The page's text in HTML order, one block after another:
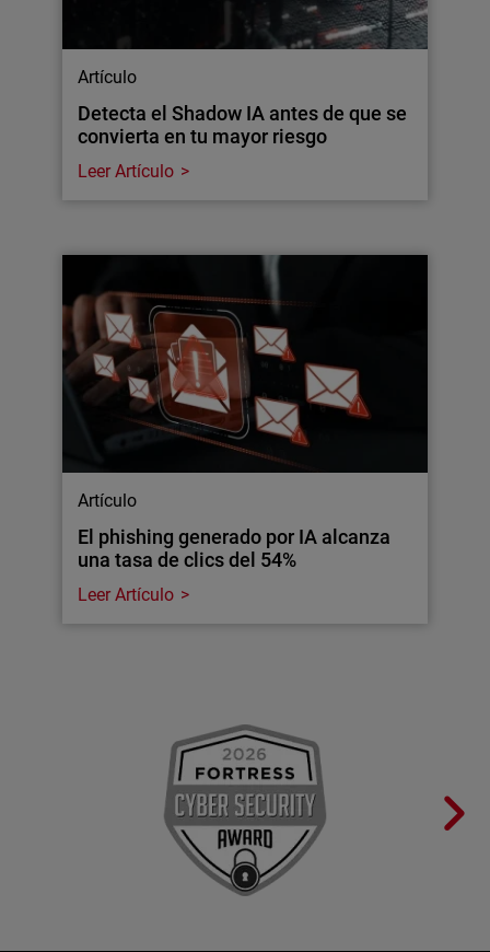
Artículo
Detecta el Shadow IA antes de que se
convierta en tu mayor riesgo
Leer Artículo
Artículo
El phishing generado por IA alcanza
una tasa de clics del 54%
Leer Artículo